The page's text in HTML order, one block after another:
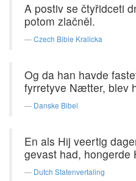
A postiv se čtyřidceti
potom zlačněl.
Czech Bible Kralicka
Og da han havde
fyrretyve Nætter, blev
Danske Bibel
En als Hij veertig
gevast had, hongerde
Dutch Statenvertaling